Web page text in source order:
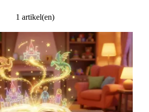
1 artikel(en)